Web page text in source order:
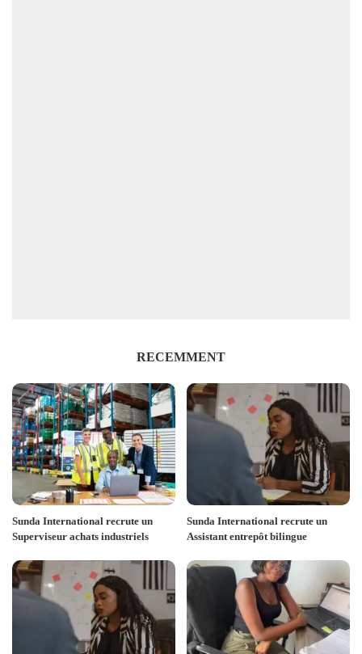
RECEMMENT
Sunda International recrute un
Superviseur achats industriels
Sunda International recrute un
Assistant entrepôt bilingue